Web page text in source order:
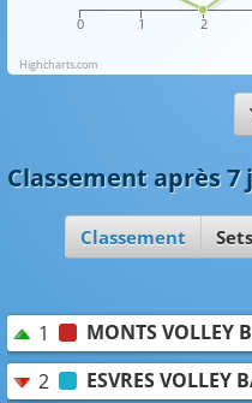
0 1 2
Highcharts.com
Classement après 7
Classement Sets
1
MONTS VOLLEY
2
ESVRES VOLLEY